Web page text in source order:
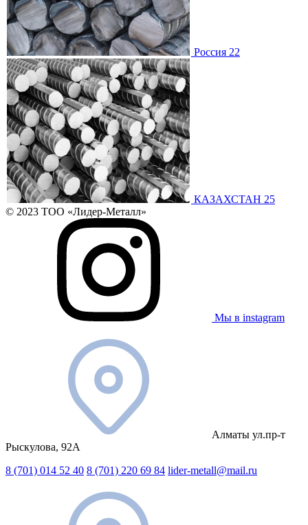
Россия 22
КАЗАХСТАН 25
© 2023 ТОО «Лидер-Металл»
Мы в instagram
Алматы ул.пр-т
Рыскулова, 92А
8 (701) 014 52 40 8 (701) 220 69 84 lider-metall@mail.ru